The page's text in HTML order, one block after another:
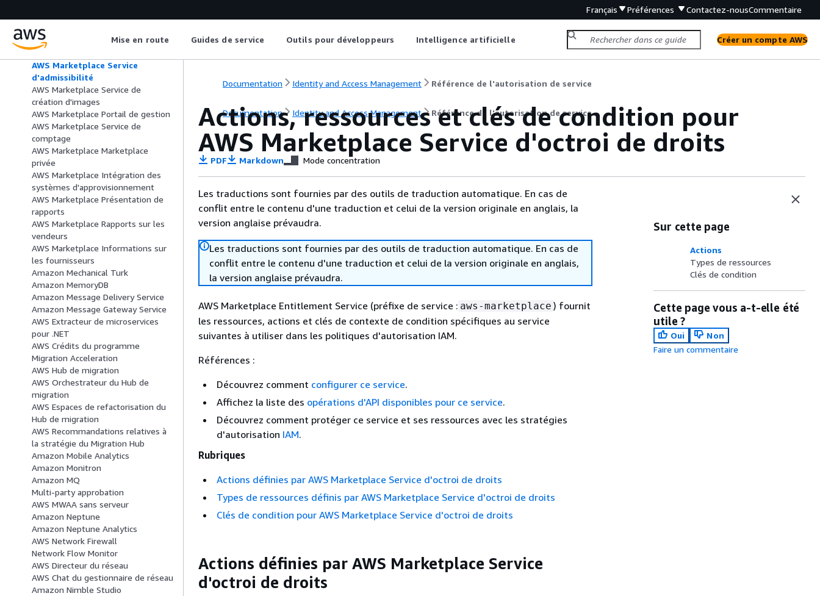
Français Préférences Contactez-nousCommentaire
Mise en route Guides de service Outils pour développeurs Intelligence artificielle Créer un compte AWS
AWS Marketplace Service de
déploiement
AWS Marketplace Découverte
AWS Marketplace Service
d'admissibilité
AWS Marketplace Service de
création d'images
AWS Marketplace Portail de gestion
AWS Marketplace Service de
comptage
AWS Marketplace Marketplace
privée
AWS Marketplace Intégration des
systèmes d'approvisionnement
AWS Marketplace Présentation de
rapports
AWS Marketplace Rapports sur les
vendeurs
AWS Marketplace Informations sur
les fournisseurs
Amazon Mechanical Turk
Amazon MemoryDB
Amazon Message Delivery Service
Amazon Message Gateway Service
AWS Extracteur de microservices
pour .NET
AWS Crédits du programme
Migration Acceleration
AWS Hub de migration
AWS Orchestrateur du Hub de
migration
AWS Espaces de refactorisation du
Hub de migration
AWS Recommandations relatives à
la stratégie du Migration Hub
Amazon Mobile Analytics
Amazon Monitron
Amazon MQ
Multi-party approbation
AWS MWAA sans serveur
Amazon Neptune
Amazon Neptune Analytics
AWS Network Firewall
Network Flow Monitor
AWS Directeur du réseau
AWS Chat du gestionnaire de réseau
Amazon Nimble Studio
Documentation Identity and Access Management Référence de l'autorisation de service
Documentation Identity and Access Management Référence de l'autorisation de service
Actions, ressources et clés de condition pour
AWS Marketplace Service d'octroi de droits
PDF Markdown Mode concentration
Les traductions sont fournies par des outils de traduction automatique. En cas de
conflit entre le contenu d'une traduction et celui de la version originale en anglais, la
version anglaise prévaudra.
Les traductions sont fournies par des outils de traduction automatique. En cas de
conflit entre le contenu d'une traduction et celui de la version originale en anglais,
la version anglaise prévaudra.
AWS Marketplace Entitlement Service (préfixe de service : aws-marketplace ) fournit
les ressources, actions et clés de contexte de condition spécifiques au service
suivantes à utiliser dans les politiques d'autorisation IAM.
Références :
Découvrez comment configurer ce service.
Affichez la liste des opérations d'API disponibles pour ce service.
Découvrez comment protéger ce service et ses ressources avec les stratégies
d'autorisation IAM.
Rubriques
Actions définies par AWS Marketplace Service d'octroi de droits
Types de ressources définis par AWS Marketplace Service d'octroi de droits
Clés de condition pour AWS Marketplace Service d'octroi de droits
Actions définies par AWS Marketplace Service
d'octroi de droits
Sur cette page
Actions
Types de ressources
Clés de condition
Cette page vous a-t-elle été
utile ?
Oui
Non
Faire un commentaire